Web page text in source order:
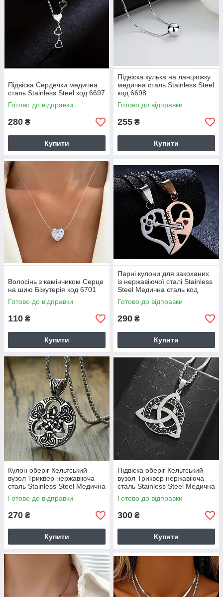
Підвіска Сердечки медична
сталь Stainless Steel код 6697
Готово до відправки
280 ₴
Купити
Підвіска кулька на ланцюжку
медична сталь Stainless Steel
код 6698
Готово до відправки
255 ₴
Купити
Волосінь з камінчиком Серце
на шию Біжутерія код 6701
Готово до відправки
110 ₴
Купити
Парні кулони для закоханих
із нержавіючої сталі Stainless
Steel Медична сталь код
9250
Готово до відправки
290 ₴
Купити
Кулон оберіг Кельтський
вузол Триквер нержавіюча
сталь Stainless Steel Медична
сталь код 9252
Готово до відправки
270 ₴
Купити
Підвіска оберіг Кельтський
вузол Триквер нержавіюча
сталь Stainless Steel Медична
сталь код 9253
Готово до відправки
300 ₴
Купити